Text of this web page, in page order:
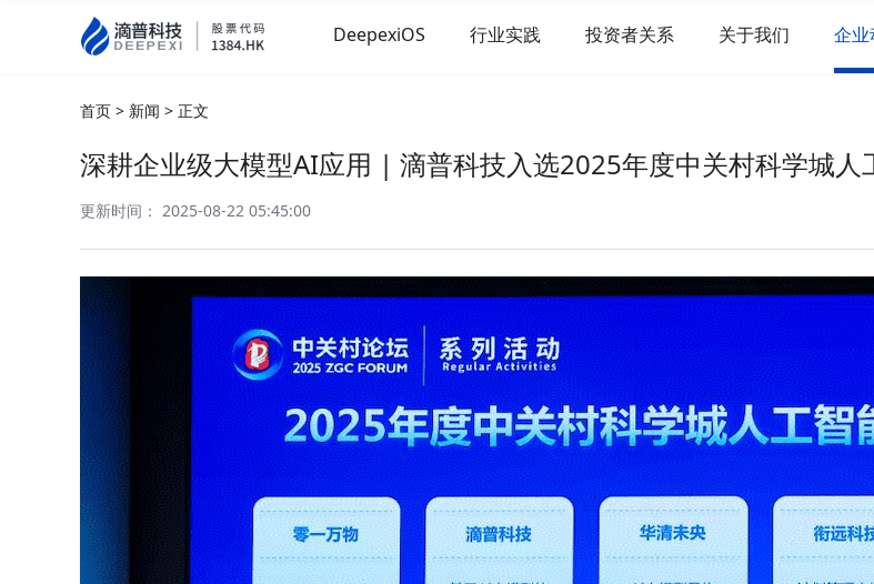
DeepexiOS 行业实践 投资者关系 关于我们 企
首页 > 新闻 > 正文
深耕企业级大模型AI应用 | 滴普科技入选2025年度中关村科学城人
更新时间： 2025-08-22 05:45:00